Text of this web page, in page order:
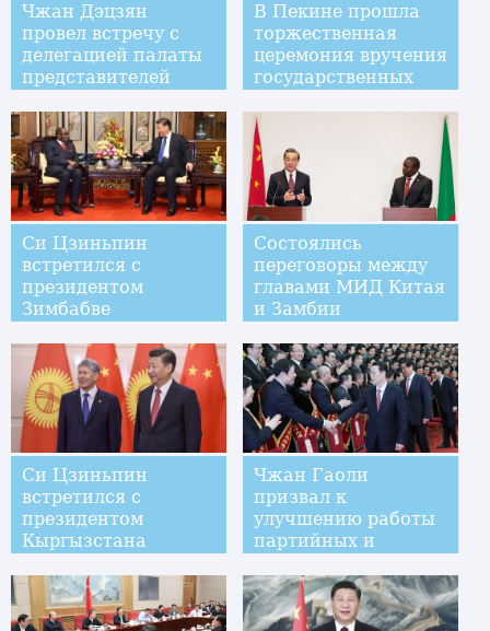
Чжан Дэцзян
провел встречу с
делегацией палаты
представителей
В Пекине прошла
торжественная
церемония вручения
государственных
науки и техники за
2016 год
Си Цзиньпин
встретился с
президентом
Зимбабве
Состоялись
переговоры между
главами МИД Китая
и Замбии
Си Цзиньпин
встретился с
президентом
Кыргызстана
Чжан Гаоли
призвал к
улучшению работы
партийных и
органов